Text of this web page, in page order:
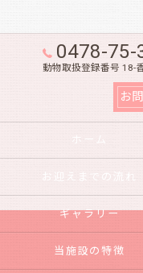
0478-75-
動物取扱登録番号 18-
お
ホーム
お迎えまでの流れ
ギャラリー
当施設の特徴